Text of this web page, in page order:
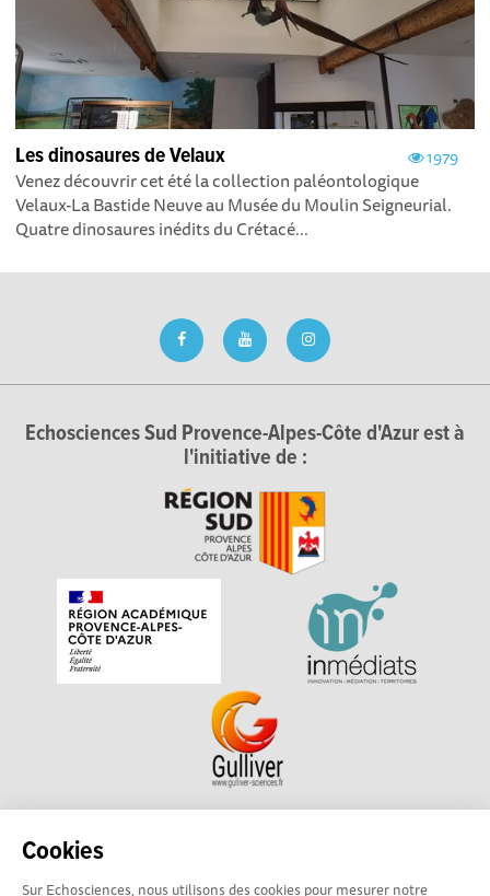
Cookies
Sur Echosciences, nous utilisons des cookies pour mesurer notre
1979
Les dinosaures de Velaux
Venez découvrir cet été la collection paléontologique
Velaux-La Bastide Neuve au Musée du Moulin Seigneurial.
Quatre dinosaures inédits du Crétacé...
Echosciences Sud Provence-Alpes-Côte d'Azur est à
l'initiative de :
Echosciences Sud Provence-Alpes-Côte d'Azur est à